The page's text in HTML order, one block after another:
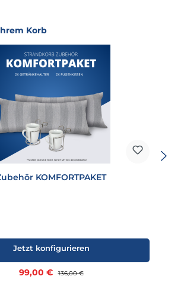
Korb
KOMFORTPAKET
Verkaufspreis:
99,00 € Regulärer Preis:
136,00 €
Jetzt konfigurieren